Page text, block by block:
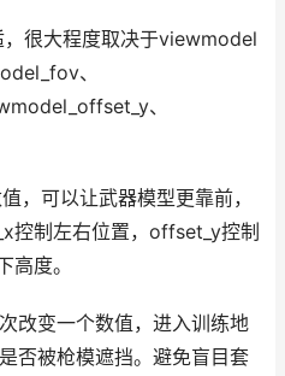
很大程度取决于viewmodel
、
、
，可以让武器模型更靠前，
控制左右位置，offset_y控制
度。
改变一个数值，进入训练地
否被枪模遮挡。避免盲目套